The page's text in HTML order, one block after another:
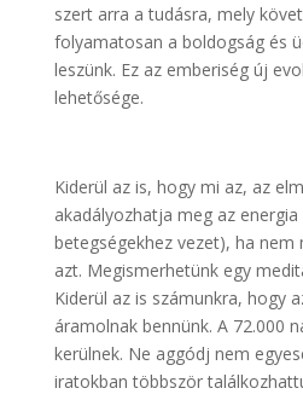
szert arra a tudásra, mely
folyamatosan a boldogság és
leszünk. Ez az emberiség új
lehetősége.
Kiderül az is, hogy mi az, az
akadályozhatja meg az
betegségekhez vezet), ha
azt. Megismerhetünk egy
Kiderül az is számunkra, hogy
áramolnak bennünk. A 72.000
kerülnek. Ne aggódj nem
iratokban többször